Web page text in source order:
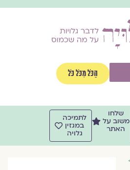
הַכֹּל מִכֹּל כֹּל
שלחו
משוב על
האתר
לתמיכה
במגזין
גלויה